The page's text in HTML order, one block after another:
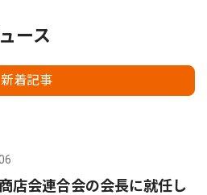
ース
新着記事
店会連合会の会長に就任し